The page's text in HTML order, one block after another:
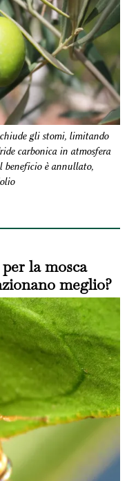
gli stomi, limitando
carbonica in atmosfera
beneficio è annullato,
la mosca
meglio?